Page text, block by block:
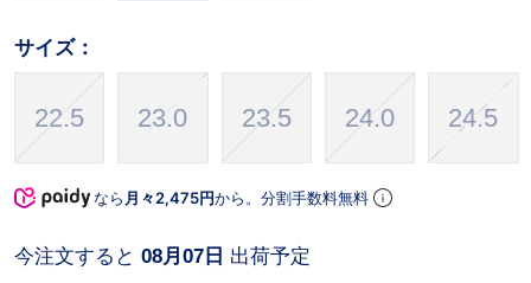
サイズ：
22.5 23.0 23.5 24.0 24.5
なら 月々2,475円から。分割手数料無料
今注文すると 08月07日 出荷予定